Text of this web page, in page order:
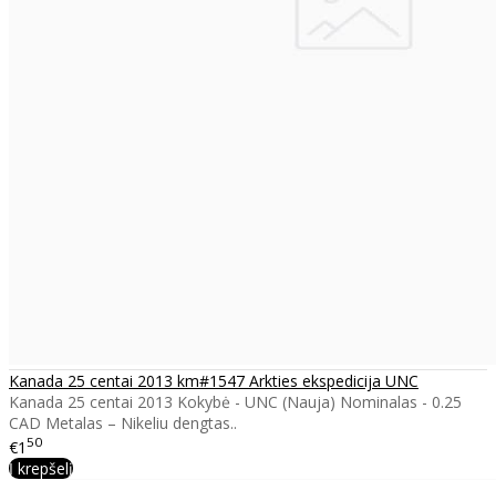
Kanada 25 centai 2013 km#1547 Arkties ekspedicija UNC
Kanada 25 centai 2013 Kokybė - UNC (Nauja) Nominalas - 0.25
CAD Metalas – Nikeliu dengtas..
€1 50
Į krepšelį